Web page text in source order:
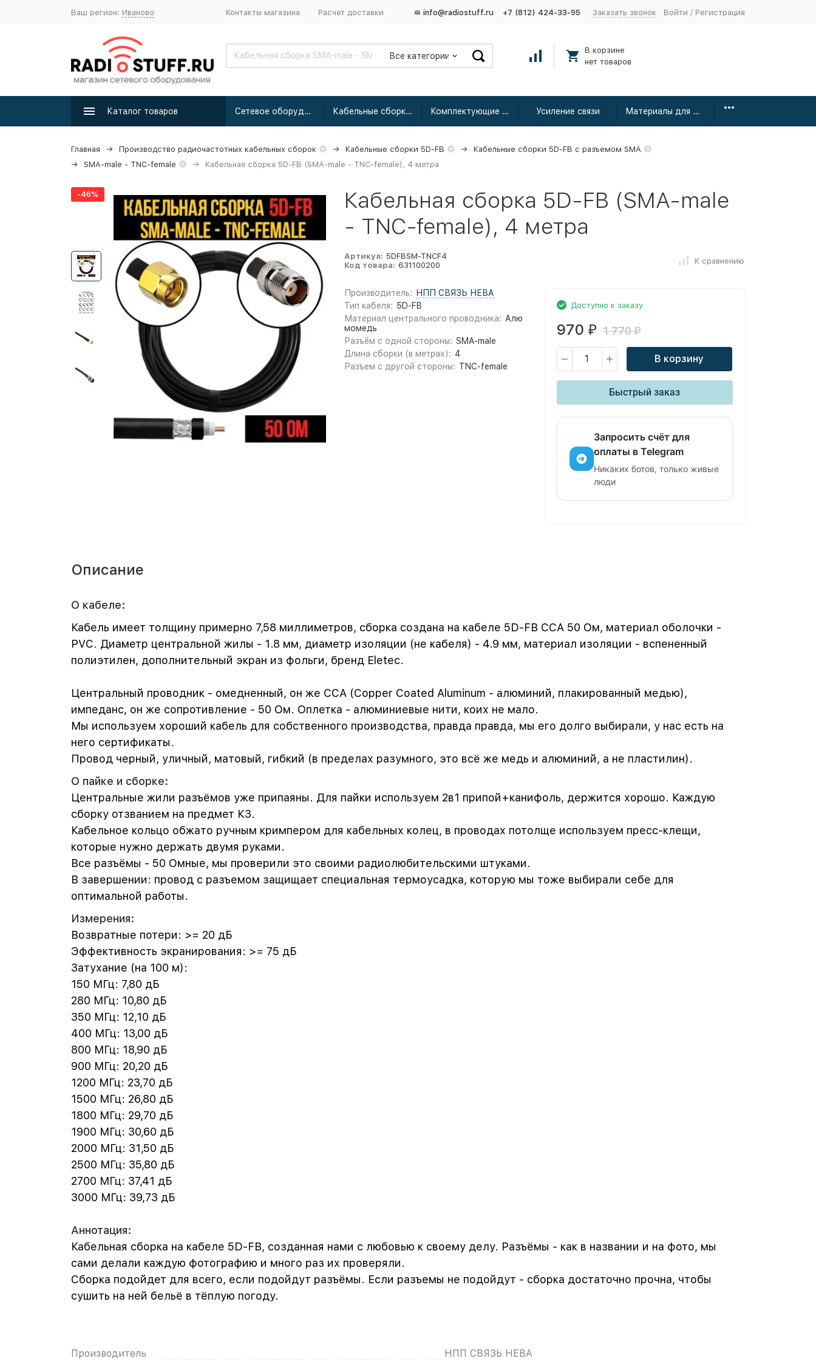
Ваш регион: Иваново Контакты магазина Расчет доставки info@radiostuff.ru +7 (812) 424-33-95 Заказать звонок Войти / Регистрация
Все категории
В корзине
нет товаров
Каталог товаров Сетевое оборудование Кабельные сборки радиочастотные Комплектующие для усиления Усиление связи Материалы для монтажа
Главная Производство радиочастотных кабельных сборок Кабельные сборки 5D-FB
Кабельные сборки 5D-FB с разъемом SMA
SMA-male - TNC-female
Кабельная сборка 5D-FB (SMA-male - TNC-female), 4 метра
-46%
Кабельная сборка 5D-FB (SMA-male
- TNC-female), 4 метра
Артикул: 5DFBSM-TNCF4
Код товара: 631100200 К сравнению
Производитель:
НПП СВЯЗЬ НЕВА
Тип кабеля: 5D-FB
Материал центрального проводника: Алю
момедь
Разъём с одной стороны: SMA-male
Длина сборки (в метрах): 4
Разъем с другой стороны: TNC-female
Доступно к заказу
970 ₽ 1 770₽
В корзину
Быстрый заказ
Запросить счёт для
оплаты в Telegram
Никаких ботов, только живые
люди
Описание
О кабеле:
Кабель имеет толщину примерно 7,58 миллиметров, сборка создана на кабеле 5D-FB CCA 50 Ом, материал оболочки -
PVC. Диаметр центральной жилы - 1.8 мм, диаметр изоляции (не кабеля) - 4.9 мм, материал изоляции - вспененный
полиэтилен, дополнительный экран из фольги, бренд Eletec.
Центральный проводник - омедненный, он же CCA (Copper Coated Aluminum - алюминий, плакированный медью),
импеданс, он же сопротивление - 50 Ом. Оплетка - алюминиевые нити, коих не мало.
Мы используем хороший кабель для собственного производства, правда правда, мы его долго выбирали, у нас есть на
него сертификаты.
Провод черный, уличный, матовый, гибкий (в пределах разумного, это всё же медь и алюминий, а не пластилин).
О пайке и сборке:
Центральные жили разъёмов уже припаяны. Для пайки используем 2в1 припой+канифоль, держится хорошо. Каждую
сборку отзванием на предмет КЗ.
Кабельное кольцо обжато ручным кримпером для кабельных колец, в проводах потолще используем пресс-клещи,
которые нужно держать двумя руками.
Все разъёмы - 50 Омные, мы проверили это своими радиолюбительскими штуками.
В завершении: провод с разъемом защищает специальная термоусадка, которую мы тоже выбирали себе для
оптимальной работы.
Измерения:
Возвратные потери: >= 20 дБ
Эффективность экранирования: >= 75 дБ
Затухание (на 100 м):
150 МГц: 7,80 дБ
280 МГц: 10,80 дБ
350 МГц: 12,10 дБ
400 МГц: 13,00 дБ
800 МГц: 18,90 дБ
900 МГц: 20,20 дБ
1200 МГц: 23,70 дБ
1500 МГц: 26,80 дБ
1800 МГц: 29,70 дБ
1900 МГц: 30,60 дБ
2000 МГц: 31,50 дБ
2500 МГц: 35,80 дБ
2700 МГц: 37,41 дБ
3000 МГц: 39,73 дБ
Аннотация:
Кабельная сборка на кабеле 5D-FB, созданная нами с любовью к своему делу. Разъёмы - как в названии и на фото, мы
сами делали каждую фотографию и много раз их проверяли.
Сборка подойдет для всего, если подойдут разъёмы. Если разъемы не подойдут - сборка достаточно прочна, чтобы
сушить на ней бельё в тёплую погоду.
Производитель НПП СВЯЗЬ НЕВА